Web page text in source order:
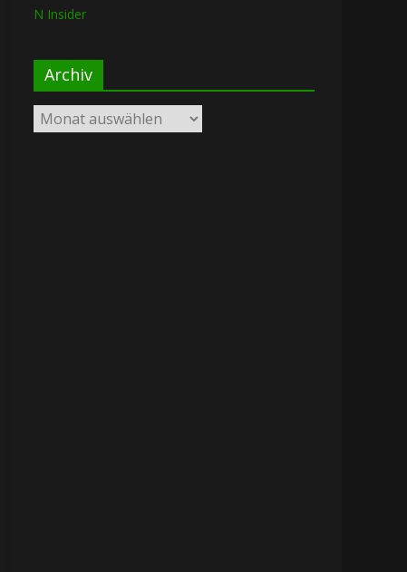
N Insider
Archiv
Archiv